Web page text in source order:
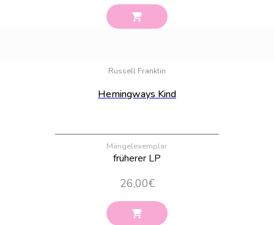
Russell Franklin
Hemingways Kind
Mängelexemplar
früherer LP
26,00€